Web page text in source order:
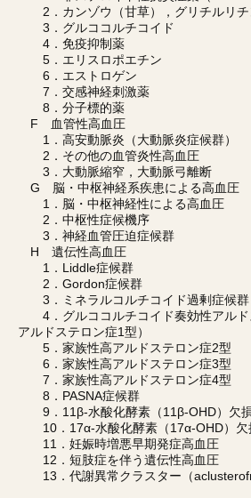
2．カンゾウ（甘草），グリチルリチ
3．グルココルチコイド
4．免疫抑制薬
5．エリスロポエチン
6．エストロゲン
7．交感神経刺激薬
8．分子標的薬
F 血管性高血圧
1．高安動脈炎（大動脈炎症候群）
2．その他の血管炎性高血圧
3．大動脈縮窄，大動脈弓離断
G 脳・中枢神経系疾患による高血圧
1．脳・中枢神経性による高血圧
2．中枢性症候機序
3．神経血管圧迫症候群
H 遺伝性高血圧
1．Liddle症候群
2．Gordon症候群
3．ミネラルコルチコイド過剰症候群
4．グルココルチコイド奏効性アルド
アルドステロン症1型）
5．家族性高アルドステロン症2型
6．家族性高アルドステロン症3型
7．家族性高アルドステロン症4型
8．PASNA症候群
9．11β-水酸化酵素（11β-OHD）欠
10．17α-水酸化酵素（17α-OHD）欠
11．妊娠時増悪早期発症高血圧
12．短肢症を伴う遺伝性高血圧
13．代謝異常クラスター（